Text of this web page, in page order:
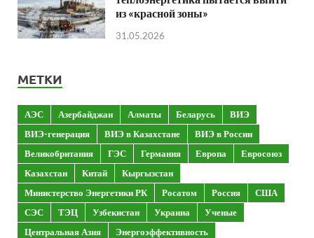
из «красной зоны»
31.05.2026
МЕТКИ
АЭС Азербайджан Алматы Беларусь
ВИЭ
ВИЭ-генерация
ВИЭ в Казахстане
ВИЭ в России
Великобритания
ГЭС Германия Европа
Евросоюз
Казахстан
Китай
Кыргызстан
Министерство Энергетики РК
Росатом Россия
США
СЭС
ТЭЦ Узбекистан Украина
Ученые
Центральная Азия
Энергоэффективность